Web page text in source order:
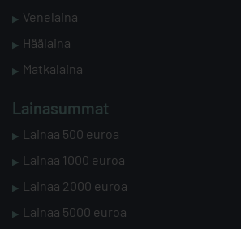
Venelaina
Häälaina
Matkalaina
Lainasummat
Lainaa 500 euroa
Lainaa 1000 euroa
Lainaa 2000 euroa
Lainaa 5000 euroa